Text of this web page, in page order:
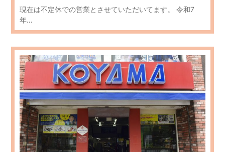
現在は不定休での営業とさせていただいてます。 令和7
年…